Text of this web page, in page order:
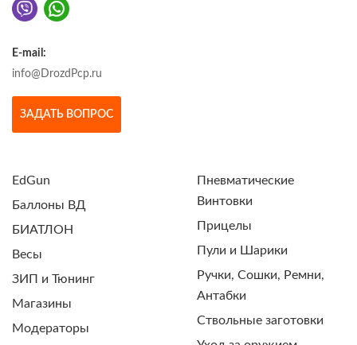
E-mail:
info@DrozdPcp.ru
ЗАДАТЬ ВОПРОС
EdGun
Баллоны ВД
БИАТЛОН
Весы
ЗИП и Тюнинг
Магазины
Модераторы
Пневматические
Винтовки
Прицелы
Пули и Шарики
Ручки, Сошки, Ремни,
Антабки
Ствольные заготовки